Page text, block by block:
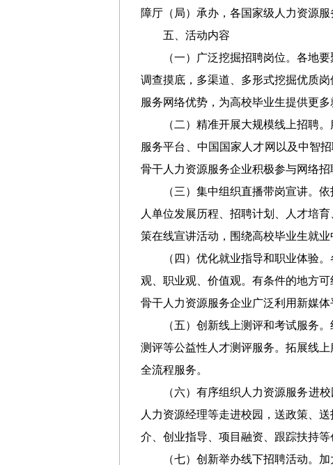
障厅（局）承办，各国家级人力资源
五、活动内容
（一）广泛挖掘招聘岗位。各地
调查摸底，多渠道、多形式挖掘优质
服务网络优势，为高校毕业生提供更多
（二）精准开展大规模线上招聘
服务平台、中国国家人才网以及中智
骨干人力资源服务企业积极参与网络
（三）集中组织直播带岗宣讲。
人单位发展历程、招聘计划、人才培
策在线宣讲活动，围绕高校毕业生就
（四）优化就业指导和职业体验
观、职业观、价值观。有条件的地方
骨干人力资源服务企业广泛利用新媒
（五）创新线上测评和考试服务
测评等公益性人才测评服务。拓展线
全流程服务。
（六）有序组织人力资源服务进
人力资源经理等走进校园，送政策、
介、创业指导、项目融资、跟踪扶持
（七）创新举办线下招聘活动。